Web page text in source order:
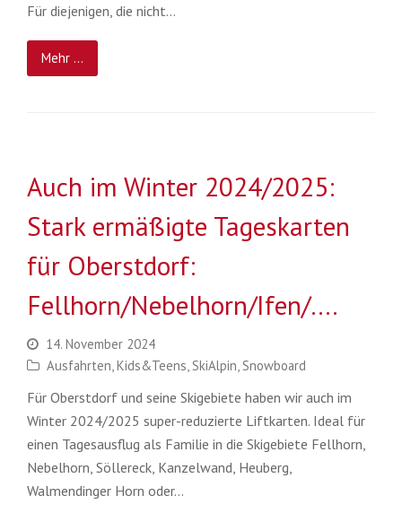
Für diejenigen, die nicht…
Mehr ...
Auch im Winter 2024/2025:
Stark ermäßigte Tageskarten
für Oberstdorf:
Fellhorn/Nebelhorn/Ifen/….
14. November 2024
Ausfahrten,Kids&Teens,SkiAlpin,Snowboard
Für Oberstdorf und seine Skigebiete haben wir auch im
Winter 2024/2025 super-reduzierte Liftkarten. Ideal für
einen Tagesausflug als Familie in die Skigebiete Fellhorn,
Nebelhorn, Söllereck, Kanzelwand, Heuberg,
Walmendinger Horn oder…